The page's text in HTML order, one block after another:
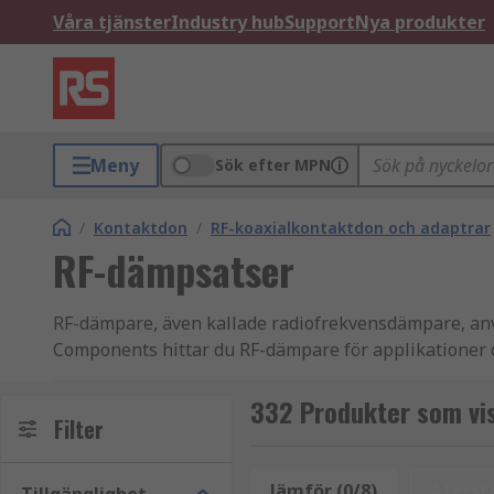
Våra tjänsterIndustry hubSupportNya produkter
Meny Sök efter MPN
/ Kontaktdon / RF-koaxialkontaktdon och adaptrar
RF-dämpsatser
RF-dämpare, även kallade radiofrekvensdämpare,
Components hittar du RF-dämpare för
Produkterna är utvecklade för att fungera över
Vanliga användningsområden för RF-dämpare
Filter 332 Produkter som